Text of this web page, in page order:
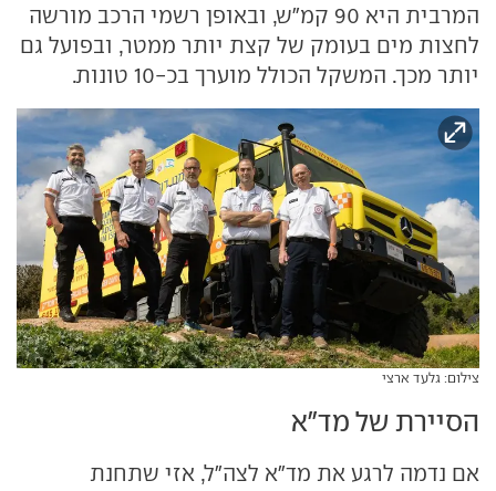
המרבית היא 90 קמ"ש, ובאופן רשמי הרכב מורשה
לחצות מים בעומק של קצת יותר ממטר, ובפועל גם
יותר מכך. המשקל הכולל מוערך בכ-10 טונות.
צילום: גלעד ארצי
הסיירת של מד"א
אם נדמה לרגע את מד"א לצה"ל, אזי שתחנת